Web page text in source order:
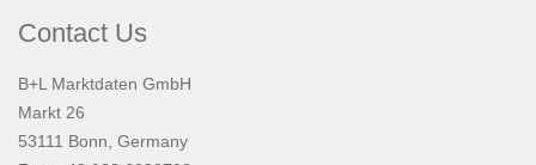
Contact Us
B+L Marktdaten GmbH
Markt 26
53111 Bonn, Germany